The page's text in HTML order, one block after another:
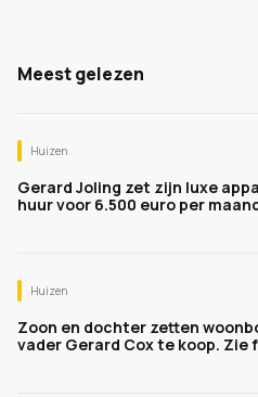
Meest gelezen
Huizen
Gerard Joling zet zijn luxe
huur voor 6.500 euro per
Huizen
Zoon en dochter zetten
vader Gerard Cox te koop. Zie